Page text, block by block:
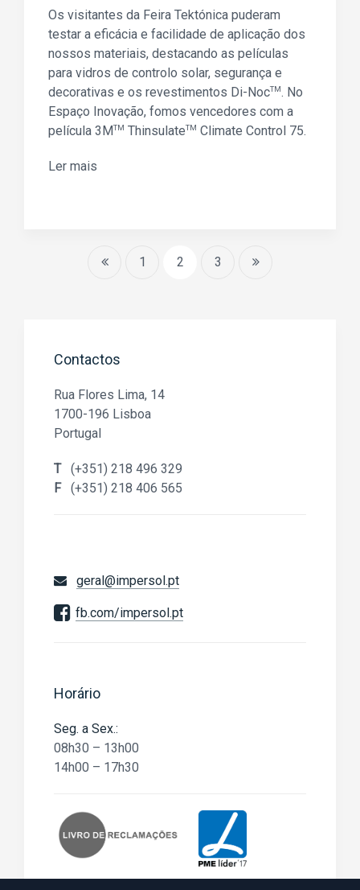
Os visitantes da Feira Tektónica puderam
testar a eficácia e facilidade de aplicação dos
nossos materiais, destacando as películas
para vidros de controlo solar, segurança e
decorativas e os revestimentos Di-NocTM. No
Espaço Inovação, fomos vencedores com a
película 3MTM ThinsulateTM Climate Control 75.
Ler mais
1 2 3
Contactos
Rua Flores Lima, 14
1700-196 Lisboa
Portugal
T (+351) 218 496 329
F (+351) 218 406 565
geral@impersol.pt
fb.com/impersol.pt
Horário
Seg. a Sex.:
08h30 – 13h00
14h00 – 17h30